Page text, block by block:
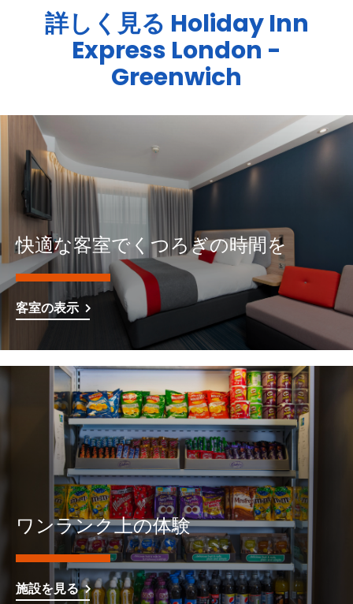
詳しく見る Holiday Inn
Express London -
Greenwich
快適な客室でくつろぎの時間を
客室の表示
ワンランク上の体験
施設を見る